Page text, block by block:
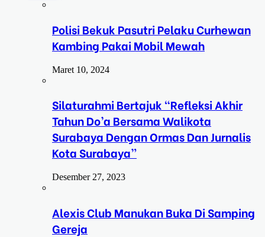
Polisi Bekuk Pasutri Pelaku Curhewan
Kambing Pakai Mobil Mewah
Maret 10, 2024
Silaturahmi Bertajuk “Refleksi Akhir
Tahun Do’a Bersama Walikota
Surabaya Dengan Ormas Dan Jurnalis
Kota Surabaya”
Desember 27, 2023
Alexis Club Manukan Buka Di Samping
Gereja